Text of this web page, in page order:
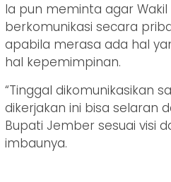
Ia pun meminta agar Wakil
berkomunikasi secara
apabila merasa ada hal
hal kepemimpinan.
“Tinggal dikomunikasikan
dikerjakan ini bisa selaran
Bupati Jember sesuai visi
imbaunya.